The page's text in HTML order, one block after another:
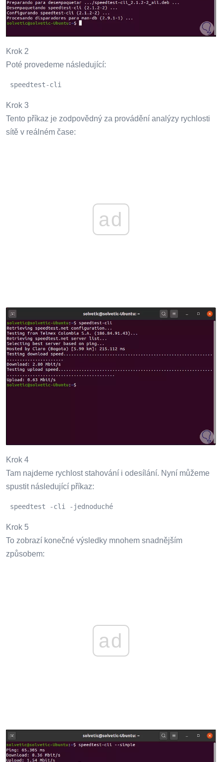
Krok 2
Poté provedeme následující:
speedtest-cli
Krok 3
Tento příkaz je zodpovědný za provádění analýzy rychlosti
sítě v reálném čase:
ad
Krok 4
Tam najdeme rychlost stahování i odesílání. Nyní můžeme
spustit následující příkaz:
speedtest -cli -jednoduché
Krok 5
To zobrazí konečné výsledky mnohem snadnějším
způsobem:
ad